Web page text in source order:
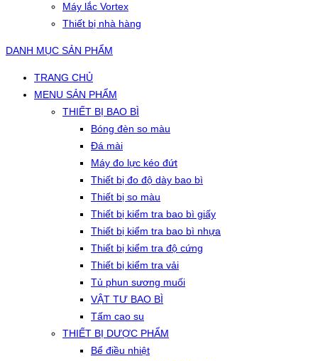
Máy lắc Vortex
Thiết bị nhà hàng
DANH MỤC SẢN PHẨM
TRANG CHỦ
MENU SẢN PHẨM
THIẾT BỊ BAO BÌ
Bóng đèn so màu
Đá mài
Máy đo lực kéo đứt
Thiết bị đo độ dày bao bì
Thiết bị so màu
Thiết bị kiểm tra bao bì giấy
Thiết bị kiểm tra bao bì nhựa
Thiết bị kiểm tra độ cứng
Thiết bị kiểm tra vải
Tủ phun sương muối
VẬT TƯ BAO BÌ
Tấm cao su
THIẾT BỊ DƯỢC PHẨM
Bể điều nhiệt